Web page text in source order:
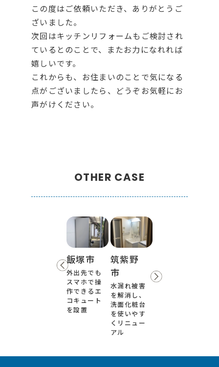
この度はご依頼いただき、ありがとうご
ざいました。
次回はキッチンリフォームもご検討され
ているとのことで、またお力になれれば
嬉しいです。
これからも、お住まいのことで気になる
点がございましたら、どうぞお気軽にお
声がけください。
OTHER CASE
飯塚市
外出先でも
スマホで操
作できるエ
コキュート
を設置
筑紫野
市
水漏れ被害
を解消し、
洗面化粧台
を使いやす
くリニュー
アル